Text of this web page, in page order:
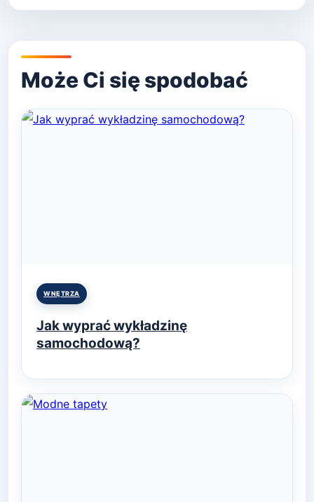
Posted
WNĘTRZA
Jak wyprać wykładzinę
samochodową?